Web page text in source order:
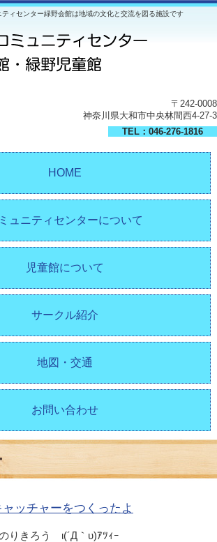
ィセンター緑野会館は地域の文化と交流を図る施設です
〒242-0008
神奈川県大和市中央林間西4-27-3
TEL：046-276-1816
HOME
ュニティセンターについて
児童館について
サークル紹介
地図・交通
お問い合わせ
ッチャーをつくったよ
りきろう ι(´Д｀υ)ｱﾂｨｰ